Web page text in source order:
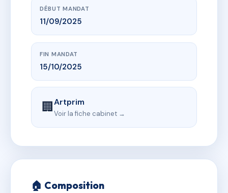
DÉBUT MANDAT
11/09/2025
FIN MANDAT
15/10/2025
🏢Artprim
Voir la fiche cabinet →
🏠 Composition